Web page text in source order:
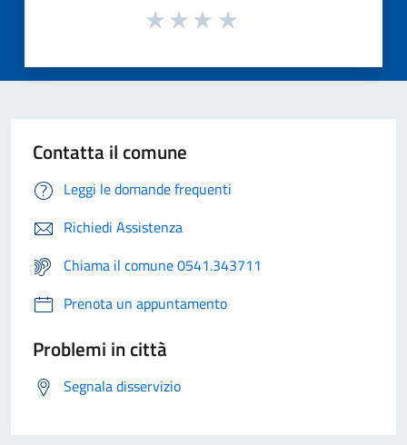
Contatta il comune
Leggi le domande frequenti
Richiedi Assistenza
Chiama il comune 0541.343711
Prenota un appuntamento
Problemi in città
Segnala disservizio